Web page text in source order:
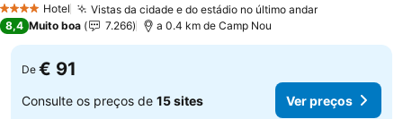
4 EstrelasHotel Vistas da cidade e do estádio no último andar
8,4 Muito boa 7.266 a 0.4 km de Camp Nou
De € 91
Consulte os preços de 15 sites Ver preços